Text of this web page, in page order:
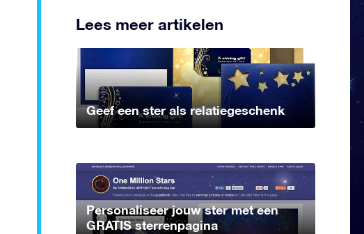
Lees meer artikelen
Geef een ster als relatiegeschenk
Personaliseer jouw ster met een
GRATIS sterrenpagina